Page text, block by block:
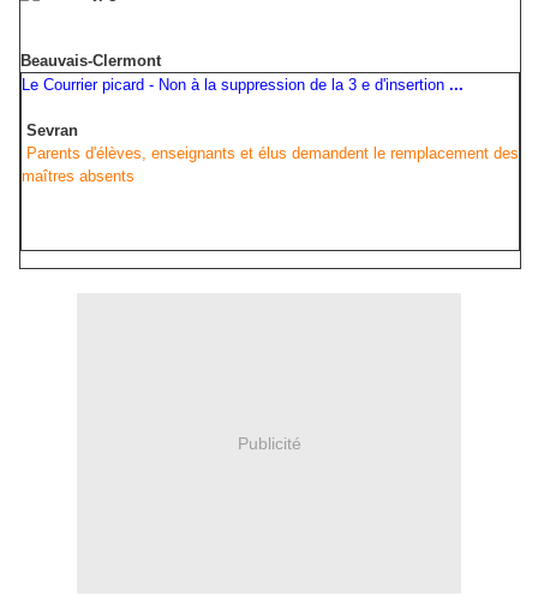
Beauvais-Clermont
Le Courrier picard - Non à la suppression de la 3 e d'insertion ...
Sevran
Parents d'élèves, enseignants et élus demandent le remplacement des
maîtres absents
Publicité